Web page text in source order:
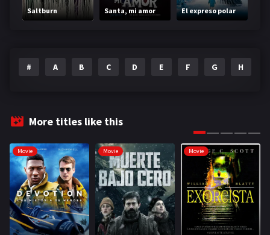
Saltburn Santa, mi amor El expreso polar
# A B C D E F G H
More titles like this
Movie Movie Movie